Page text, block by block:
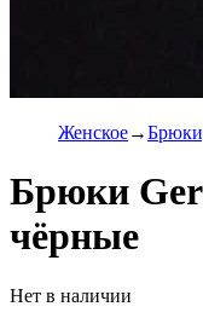
Женское
Брюки
чёрные
Нет в наличии